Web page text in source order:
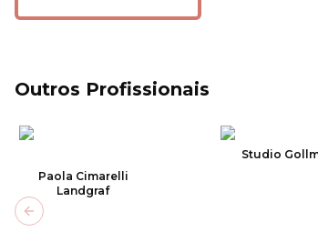
Outros Profissionais
Paola Cimarelli
Landgraf
Studio
Previous slide